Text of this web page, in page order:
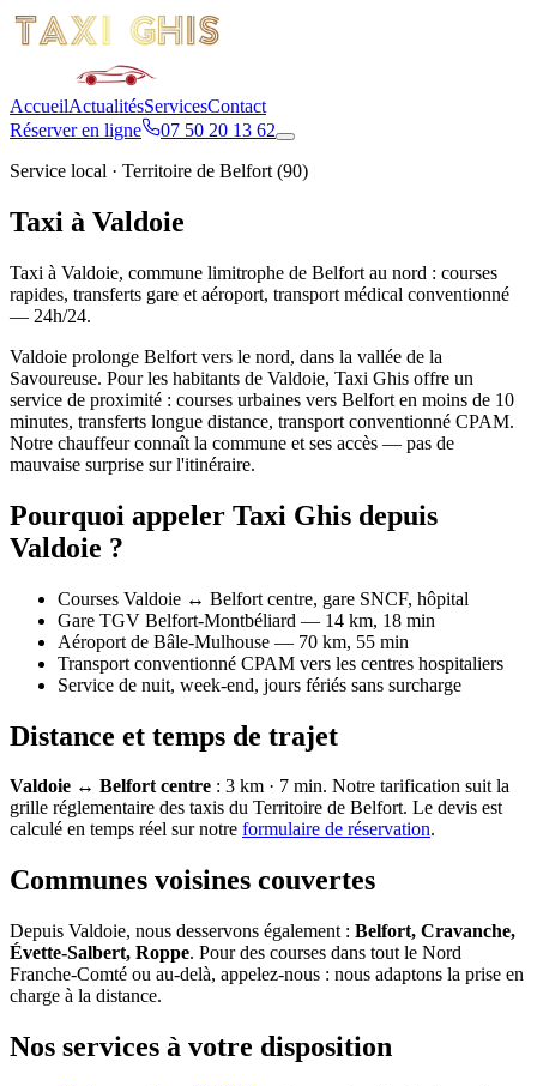
AccueilActualitésServicesContact
Réserver en ligne
07 50 20 13 62
Service local · Territoire de Belfort (90)
Taxi à Valdoie
Taxi à Valdoie, commune limitrophe de Belfort au nord : courses
rapides, transferts gare et aéroport, transport médical conventionné
— 24h/24.
Valdoie prolonge Belfort vers le nord, dans la vallée de la
Savoureuse. Pour les habitants de Valdoie, Taxi Ghis offre un
service de proximité : courses urbaines vers Belfort en moins de 10
minutes, transferts longue distance, transport conventionné CPAM.
Notre chauffeur connaît la commune et ses accès — pas de
mauvaise surprise sur l'itinéraire.
Pourquoi appeler Taxi Ghis depuis
Valdoie ?
Courses Valdoie ↔ Belfort centre, gare SNCF, hôpital
Gare TGV Belfort-Montbéliard — 14 km, 18 min
Aéroport de Bâle-Mulhouse — 70 km, 55 min
Transport conventionné CPAM vers les centres hospitaliers
Service de nuit, week-end, jours fériés sans surcharge
Distance et temps de trajet
Valdoie ↔ Belfort centre : 3 km · 7 min. Notre tarification suit la
grille réglementaire des taxis du Territoire de Belfort. Le devis est
calculé en temps réel sur notre formulaire de réservation.
Communes voisines couvertes
Depuis Valdoie, nous desservons également : Belfort, Cravanche,
Évette-Salbert, Roppe. Pour des courses dans tout le Nord
Franche-Comté ou au-delà, appelez-nous : nous adaptons la prise en
charge à la distance.
Nos services à votre disposition